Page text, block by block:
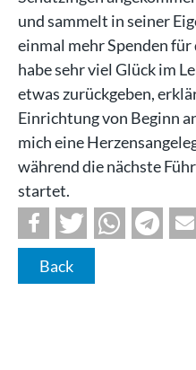
und sammelt in seiner
einmal mehr Spenden
habe sehr viel Glück im
etwas zurückgeben,
Einrichtung von Beginn
mich eine
während die nächste
startet.
Back